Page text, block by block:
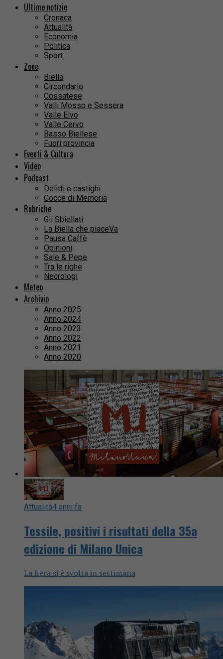
Ultime notizie
Cronaca
Attualità
Economia
Politica
Sport
Zone
Biella
Circondario
Cossatese
Valli Mosso e Sessera
Valle Elvo
Valle Cervo
Basso Biellese
Fuori provincia
Eventi & Cultura
Video
Podcast
Delitti e castighi
Gocce di Memoria
Rubriche
Gli Sbiellati
La Biella che piaceVa
Pausa Caffè
Opinioni
Sale & Pepe
Tra le righe
Necrologi
Meteo
Archivio
Anno 2025
Anno 2024
Anno 2023
Anno 2022
Anno 2021
Anno 2020
Attualità4 anni fa
Tessile, positivi i risultati della 35a
edizione di Milano Unica
La fiera si è svolta in settimana